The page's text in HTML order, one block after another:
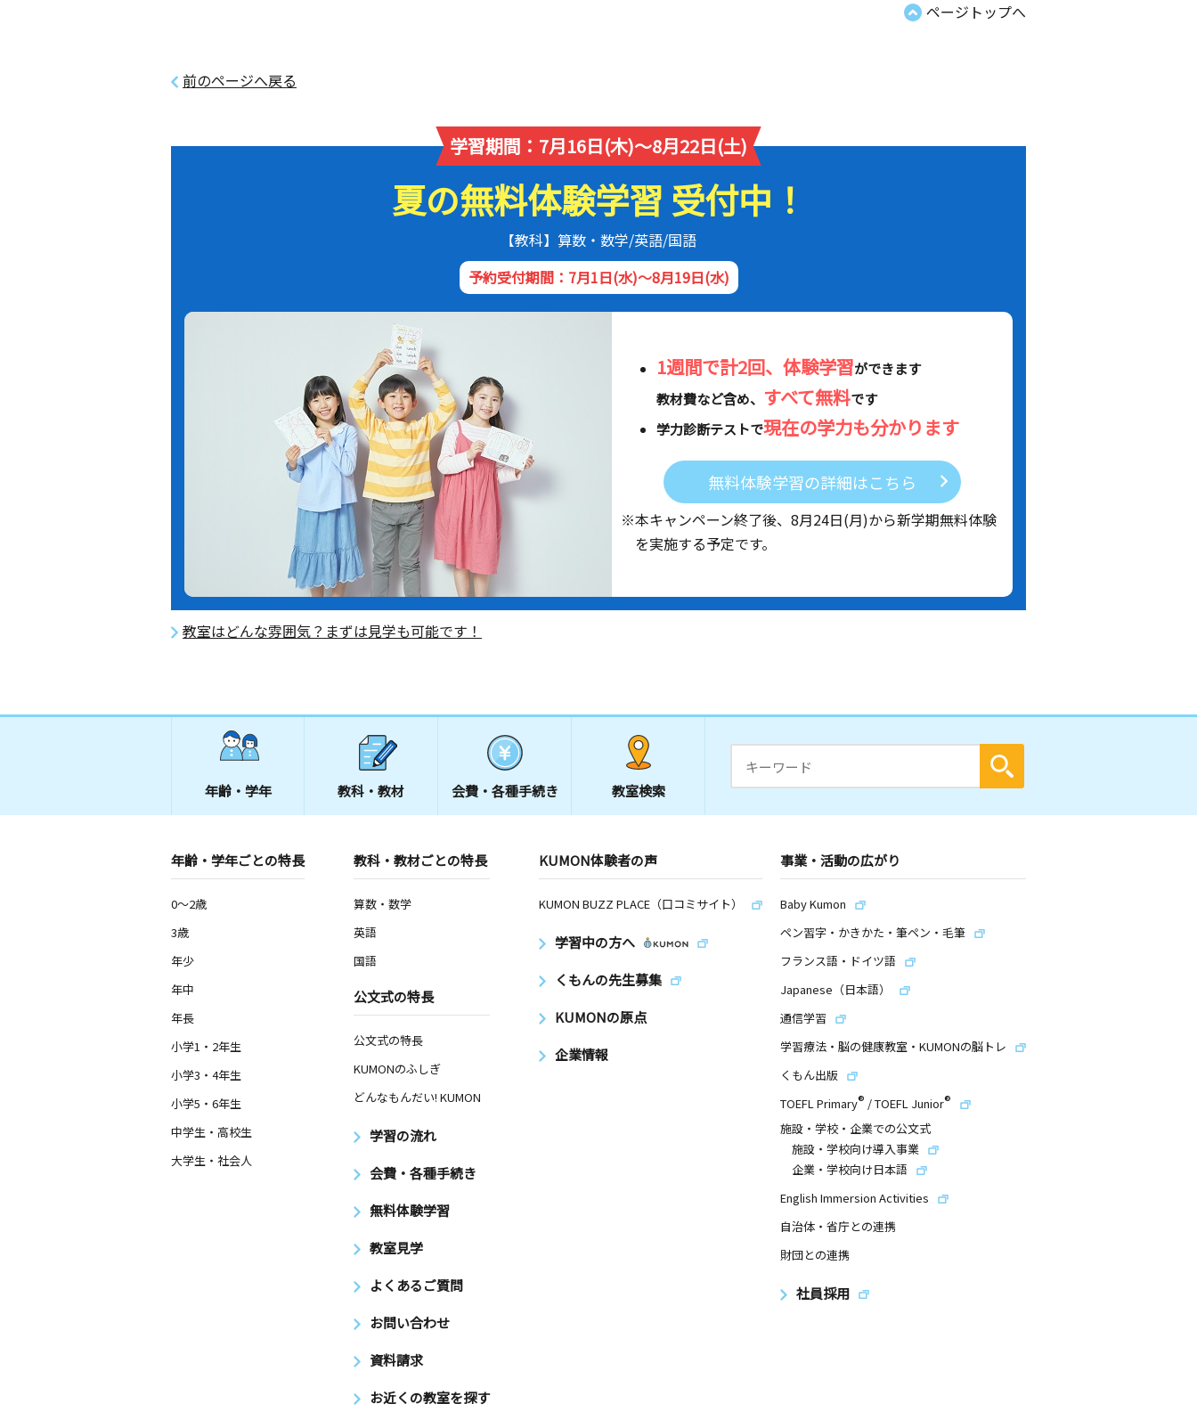
ページトップへ
前のページへ戻る
学習期間：7月16日(木)～8月22日(土)
夏の無料体験学習 受付中！
【教科】算数・数学/英語/国語
予約受付期間：7月1日(水)～8月19日(水)
1週間で計2回、体験学習ができます
教材費など含め、 すべて無料です
学力診断テストで現在の学力も分かります
無料体験学習の詳細はこちら
※本キャンペーン終了後、 8月24日(月)から新学期無料体験
を実施する予定です。
教室はどんな雰囲気？まずは見学も可能です！
年齢・学年 教科・教材 会費・ 各種手続き 教室検索
年齢・学年ごとの特長
0～2歳
3歳
年少
年中
年長
小学1・2年生
小学3・4年生
小学5・6年生
中学生・高校生
大学生・社会人
教科・教材ごとの特長
算数・数学
英語
国語
公文式の特長
公文式の特長
KUMONのふしぎ
どんなもんだい! KUMON
学習の流れ
会費・各種手続き
無料体験学習
教室見学
よくあるご質問
お問い合わせ
資料請求
お近くの教室を探す
KUMON体験者の声
KUMON BUZZ PLACE（口コミサイト）
学習中の方へ
くもんの先生募集
KUMONの原点
企業情報
事業・活動の広がり
Baby Kumon
ペン習字・かきかた・筆ペン・毛筆
フランス語・ドイツ語
Japanese（日本語）
通信学習
学習療法・脳の健康教室・KUMONの脳トレ
くもん出版
TOEFL Primary® /TOEFL Junior®
施設・学校・企業での公文式
施設・学校向け導入事業
企業・学校向け日本語
English Immersion Activities
自治体・省庁との連携
財団との連携
社員採用